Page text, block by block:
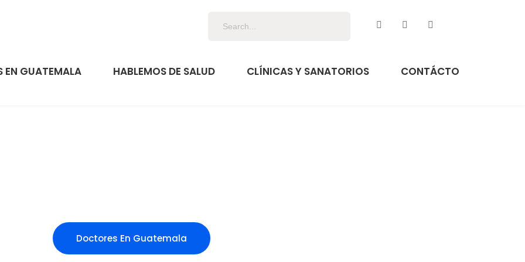
EN GUATEMALA HABLEMOS DE SALUD CLÍNICAS Y SANATORIOS CONTÁCTO
Doctores En Guatemala